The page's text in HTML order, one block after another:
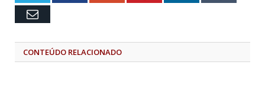
Email
CONTEÚDO RELACIONADO